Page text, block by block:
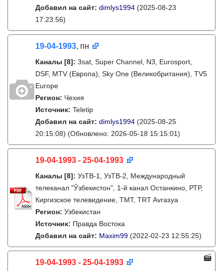
Добавил на сайт: dimlys1994 (2025-08-23
17:23:56)
19-04-1993, пн
Каналы [8]: 3sat, Super Channel, N3, Eurosport,
DSF, MTV (Европа), Sky One (Великобритания), TV5
Europe
Регион: Чехия
Источник: Teletip
Добавил на сайт: dimlys1994 (2025-08-25
20:15:08) (Обновлено: 2026-05-18 15:15:01)
19-04-1993 - 25-04-1993
Каналы [8]: УзТВ-1, УзТВ-2, Международный
телеканал "Ўзбекистон", 1-й канал Останкино, РТР,
Киргизское телевидение, ТМТ, TRT Avrasya
Регион: Узбекистан
Источник: Правда Востока
Добавил на сайт: Maxim99 (2022-02-23 12:55:25)
19-04-1993 - 25-04-1993